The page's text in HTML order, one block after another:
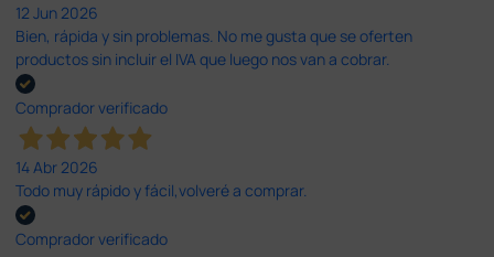
12 Jun 2026
Bien, rápida y sin problemas. No me gusta que se oferten
productos sin incluir el IVA que luego nos van a cobrar.
Comprador verificado
14 Abr 2026
Todo muy rápido y fácil,volveré a comprar.
Comprador verificado